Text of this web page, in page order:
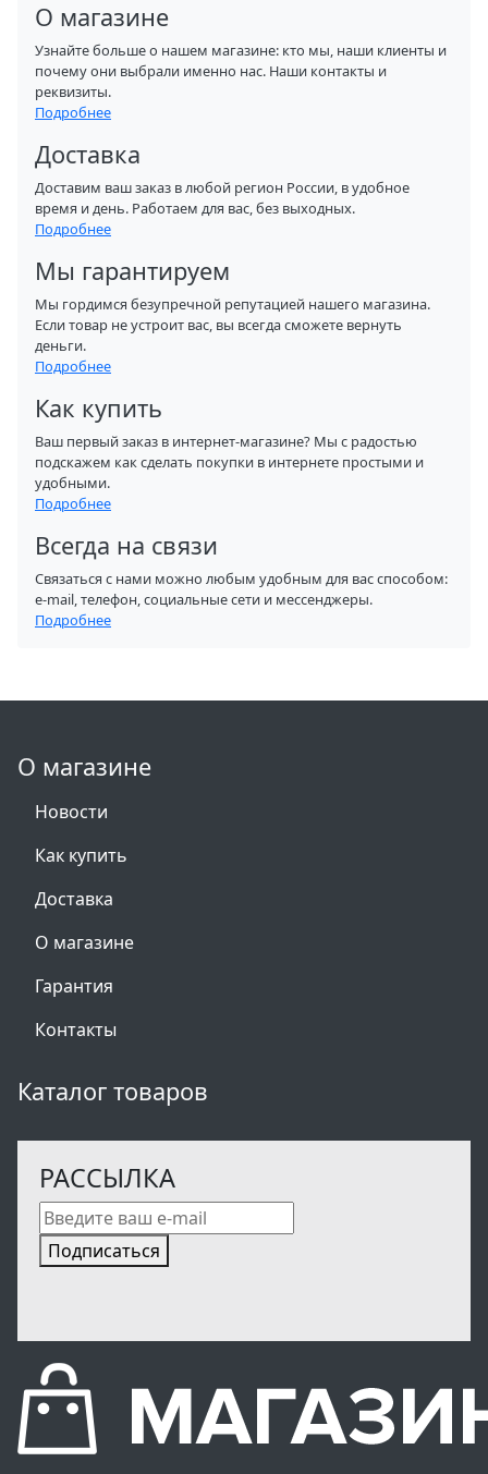
О магазине
Узнайте больше о нашем магазине: кто мы, наши клиенты и
почему они выбрали именно нас. Наши контакты и
реквизиты.
Подробнее
Доставка
Доставим ваш заказ в любой регион России, в удобное
время и день. Работаем для вас, без выходных.
Подробнее
Мы гарантируем
Мы гордимся безупречной репутацией нашего магазина.
Если товар не устроит вас, вы всегда сможете вернуть
деньги.
Подробнее
Как купить
Ваш первый заказ в интернет-магазине? Мы с радостью
подскажем как сделать покупки в интернете простыми и
удобными.
Подробнее
Всегда на связи
Связаться с нами можно любым удобным для вас способом:
e-mail, телефон, социальные сети и мессенджеры.
Подробнее
О магазине
Новости
Как купить
Доставка
О магазине
Гарантия
Контакты
Каталог товаров
РАССЫЛКА
Подписаться